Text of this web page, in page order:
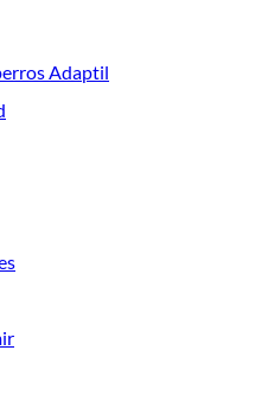
todo lo que tenemos para
de Accesorios para autos en
tus proyectos de renovación y
Adaptil